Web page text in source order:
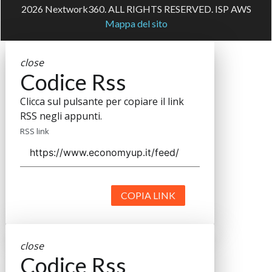
2026 Nextwork360. ALL RIGHTS RESERVED. ISP AWS
Mappa del sito
close
Codice Rss
Clicca sul pulsante per copiare il link
RSS negli appunti.
RSS link
COPIA LINK
close
Codice Rss